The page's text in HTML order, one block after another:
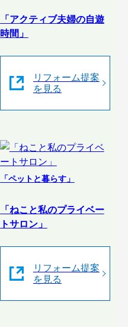
「アクティブ夫婦の自遊
時間」
リフォーム提案
を見る
「ペットと暮らす」
「ねこと私のプライベー
トサロン」
リフォーム提案
を見る